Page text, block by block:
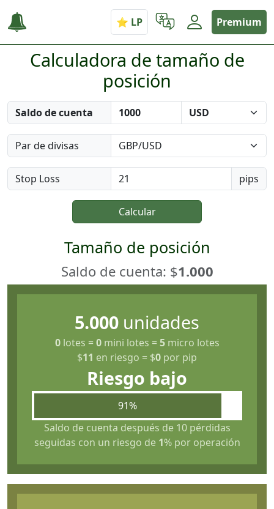
Premium
Calculadora de tamaño de
posición
Saldo de cuenta
Par de divisas
Stop Loss pips
Calcular
Tamaño de posición
Saldo de cuenta: $1.000
5.000 unidades
0lotes =0mini lotes =5micro lotes
$11 en riesgo = $0 por pip
Riesgo bajo
91%
Saldo de cuenta después de 10 pérdidas
seguidas con un riesgo de 1% por operación